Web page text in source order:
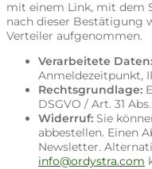
mit einem Link, mit dem
nach dieser Bestätigung
Verteiler aufgenommen.
Verarbeitete Daten:
Anmeldezeitpunkt,
Rechtsgrundlage:
DSGVO / Art. 31
Widerruf: Sie
abbestellen. Einen
Newsletter.
info@ordystra.com